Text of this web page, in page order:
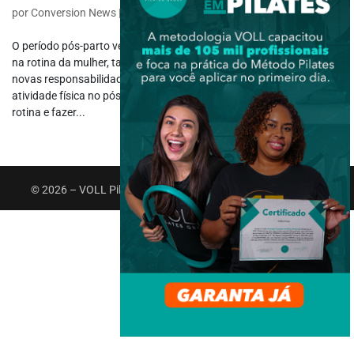
porConversion News | out 30, 2023 Gestantes ,Grupos Especiais
O período pós-parto vem acompanhado de uma série de mudanças
na rotina da mulher, tanto fisiológicas quanto referentes a suas
novas responsabilidades como mãe. Diante disso, a prática da
atividade física no pós-parto se torna fundamental para voltar à
rotina e fazer...
© 2026 – VOLL Pilates Group. Todos os direitos reservados.